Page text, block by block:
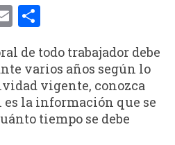
EmailCompartir
de todo trabajador debe
varios años según lo
vigente, conozca
la información que se
tiempo se debe